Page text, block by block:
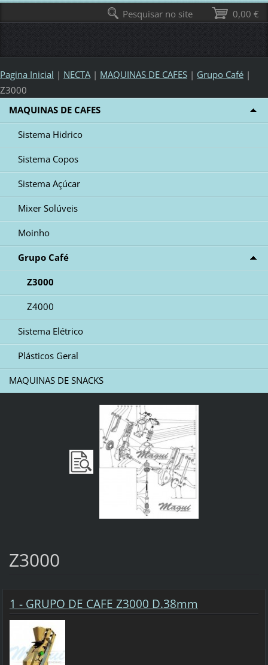
Pagina Inicial | NECTA | MAQUINAS DE CAFES | Grupo Café |
Z3000
MAQUINAS DE CAFES
Sistema Hidrico
Sistema Copos
Sistema Açúcar
Mixer Solúveis
Moinho
Grupo Café
Z3000
Z4000
Sistema Elétrico
Plásticos Geral
MAQUINAS DE SNACKS
Z3000
1 - GRUPO DE CAFE Z3000 D.38mm
0,00 €
Pesquisar no site